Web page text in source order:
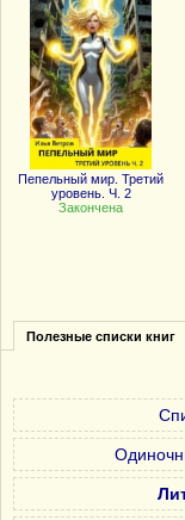
Пепельный мир. Третий
уровень. Ч. 2
Закончена
Полезные списки книг